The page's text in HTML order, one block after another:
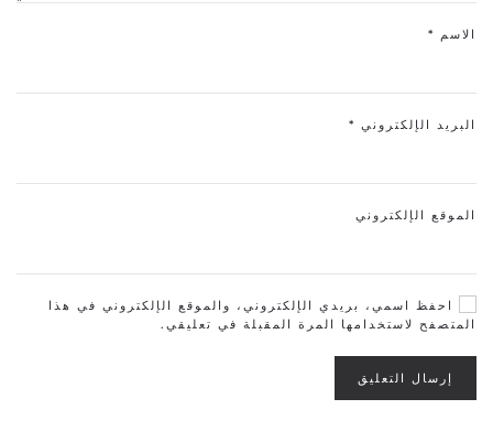
الاسم *
البريد الإلكتروني *
الموقع الإلكتروني
احفظ اسمي، بريدي الإلكتروني، والموقع الإلكتروني في هذا
المتصفح لاستخدامها المرة المقبلة في تعليقي.
إرسال التعليق